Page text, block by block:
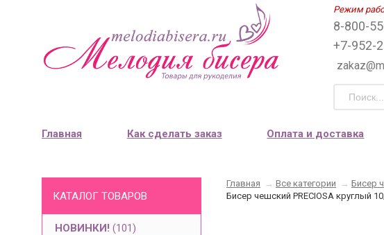
Режим
8-800-
+7-952-
Главная Как сделать заказ Оплата и доставка
КАТАЛОГ ТОВАРОВ
НОВИНКИ! (101)
Главная → Все категории → Бисер
Бисер чешский PRECIOSA круглый